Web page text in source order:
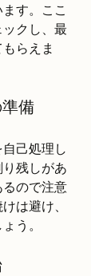
す。ここ
クし、最
らえま
備
己処理し
残しがあ
ので注意
は避け、
う。